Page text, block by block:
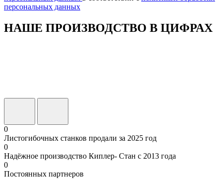
персональных данных
НАШЕ ПРОИЗВОДСТВО В ЦИФРАХ
0
Листогибочных станков продали за 2025 год
0
Надёжное производство Киплер- Стан с 2013 года
0
Постоянных партнеров